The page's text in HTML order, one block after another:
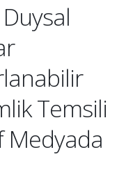
Temsili
Medyada